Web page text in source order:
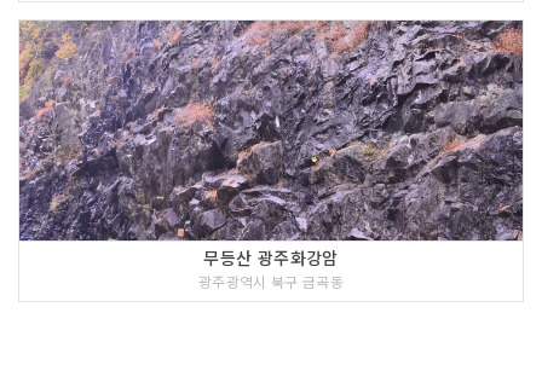
무등산 광주화강암
광주광역시 북구 금곡동